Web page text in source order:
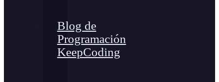
Blog de
Programación
KeepCoding